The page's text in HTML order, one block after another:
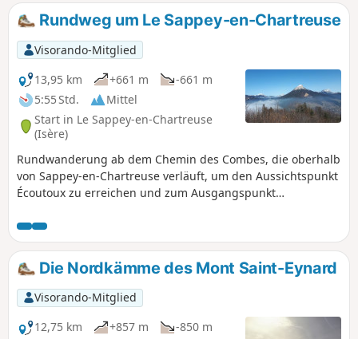
Rundweg um Le Sappey-en-Chartreuse
Visorando-Mitglied
13,95 km
+661 m
-661 m
5:55 Std.
Mittel
Start in Le Sappey-en-Chartreuse
(Isère)
Rundwanderung ab dem Chemin des Combes, die oberhalb
von Sappey-en-Chartreuse verläuft, um den Aussichtspunkt
Écoutoux zu erreichen und zum Ausgangspunkt
Die Nordkämme des Mont Saint-Eynard
Visorando-Mitglied
12,75 km
+857 m
-850 m